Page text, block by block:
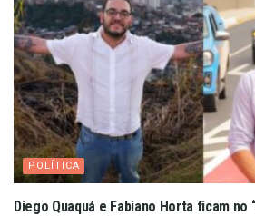
POLÍTICA
Diego Quaquá e Fabiano Horta ficam no